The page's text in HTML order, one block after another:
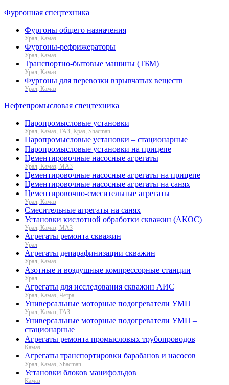
Фургонная спецтехника
Фургоны общего назначения
Урал, Камаз
Фургоны-рефрижераторы
Урал, Камаз
Транспортно-бытовые машины (ТБМ)
Урал, Камаз
Фургоны для перевозки взрывчатых веществ
Урал, Камаз
Нефтепромысловая спецтехника
Паропромысловые установки
Урал, Камаз, ГАЗ, Краз, Shacman
Паропромысловые установки – стационарные
Паропромысловые установки на прицепе
Цементировочные насосные агрегаты
Урал, Камаз, МАЗ
Цементировочные насосные агрегаты на прицепе
Цементировочные насосные агрегаты на санях
Цементировочно-смесительные агрегаты
Урал, Камаз
Смесительные агрегаты на санях
Установки кислотной обработки скважин (АКОС)
Урал, Камаз, МАЗ
Агрегаты ремонта скважин
Урал
Агрегаты депарафинизации скважин
Урал, Камаз
Азотные и воздушные компрессорные станции
Урал
Агрегаты для исследования скважин АИС
Урал, Камаз, Четра
Универсальные моторные подогреватели УМП
Урал, Камаз, ГАЗ
Универсальные моторные подогреватели УМП –
стационарные
Агрегаты ремонта промысловых трубопроводов
Камаз
Агрегаты транспортировки барабанов и насосов
Урал, Камаз, Shacman
Установки блоков манифольдов
Камаз